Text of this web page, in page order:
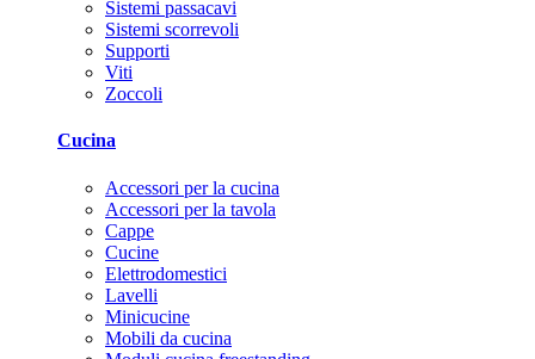
Sistemi passacavi
Sistemi scorrevoli
Supporti
Viti
Zoccoli
Cucina
Accessori per la cucina
Accessori per la tavola
Cappe
Cucine
Elettrodomestici
Lavelli
Minicucine
Mobili da cucina